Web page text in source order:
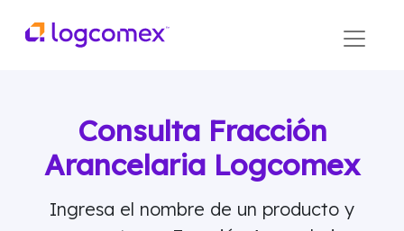
Consulta Fracción
Arancelaria Logcomex
Ingresa el nombre de un producto y